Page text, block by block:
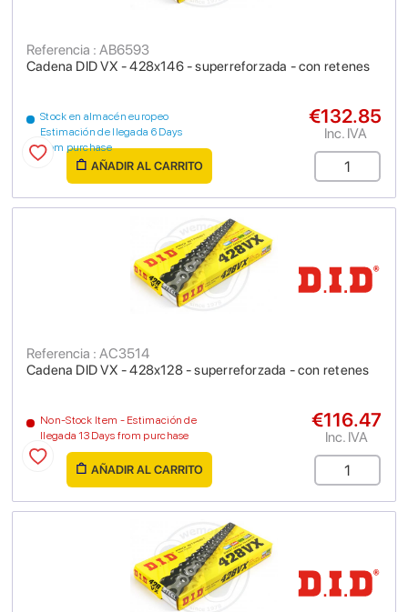
Cadena DID VX - 428x146 - superreforzada - con retenes
Referencia : AB6593
Stock en almacén europeo
Estimación de llegada 6 Days
from purchase
€132.85
Inc. IVA
AÑADIR AL CARRITO
Cadena DID VX - 428x128 - superreforzada - con retenes
Referencia : AC3514
Non-Stock Item - Estimación de
llegada 13 Days from purchase
€116.47
Inc. IVA
AÑADIR AL CARRITO